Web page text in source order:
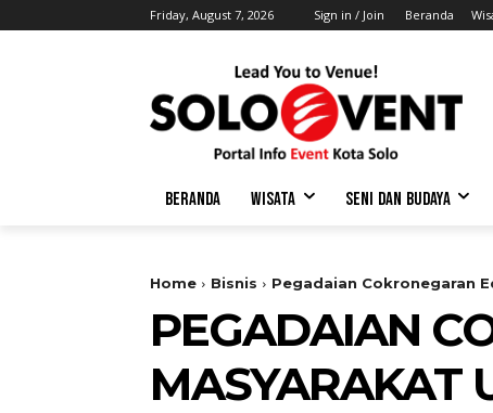
Friday, August 7, 2026 Sign in / Join Beranda
BERANDA WISATA SENI DAN BUDAYA
Home Bisnis Pegadaian Cokronegaran
PEGADAIAN
MASYARAKAT